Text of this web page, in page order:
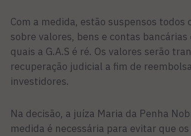
Com a medida, estão suspensos todos
sobre valores, bens e contas
quais a G.A.S é ré. Os valores serão
recuperação judicial a fim de
investidores.
Na decisão, a juíza Maria da Penha
medida é necessária para evitar que